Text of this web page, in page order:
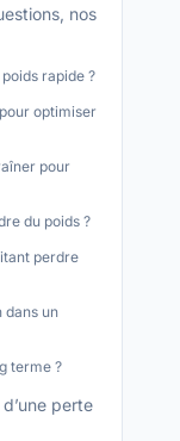
nos
rapide ?
optimiser
pour
du poids ?
perdre
dans un
terme ?
perte